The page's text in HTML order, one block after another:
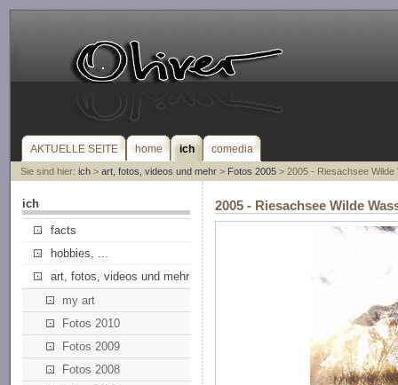
AKTUELLE SEITE home ich comedia
Sie sind hier: ich> art, fotos, videos und mehr> Fotos 2005> 2005 - Riesachsee Wilde
ich
facts
hobbies, ...
art, fotos, videos und mehr
my art
Fotos 2010
Fotos 2009
Fotos 2008
2005 - Riesachsee Wilde